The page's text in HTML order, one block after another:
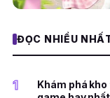
ĐỌC NHIỀU
1
Khám phá